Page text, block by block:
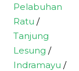
Pelabuhan
Ratu /
Tanjung
Lesung /
Indramayu /